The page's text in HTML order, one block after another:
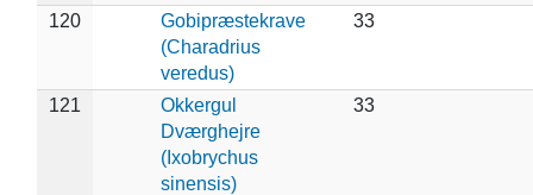
120
Gobipræstekrave
(Charadrius
veredus)
33
121
Okkergul
Dværghejre
(Ixobrychus
sinensis)
33